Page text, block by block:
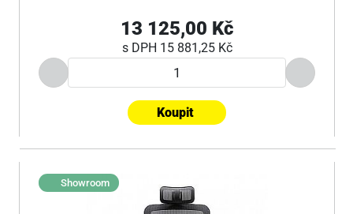
13 125,00 Kč
s DPH 15 881,25 Kč
Koupit
Showroom